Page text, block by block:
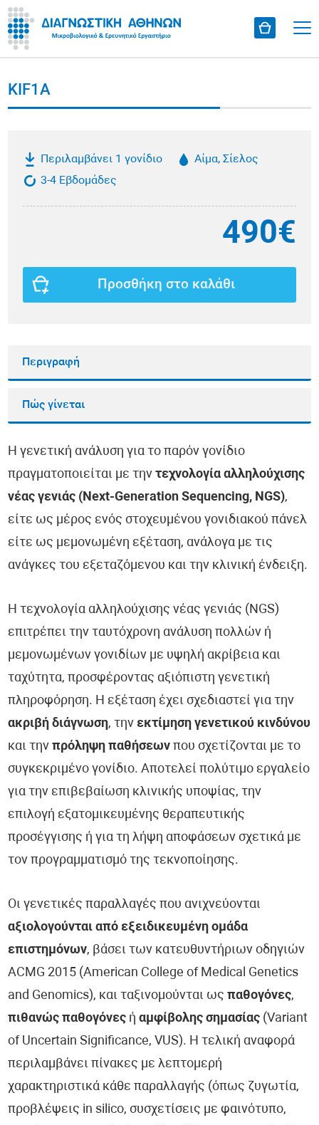
KIF1A
Περιλαμβάνει 1 γονίδιο
Αίμα, Σίελος
3-4 Εβδομάδες
490€
Προσθήκη στο καλάθι
Περιγραφή
Πώς γίνεται
Η γενετική ανάλυση για το παρόν γονίδιο
πραγματοποιείται με τηντεχνολογία αλληλούχισης
νέας γενιάς (Next-Generation Sequencing, NGS),
είτε ως μέρος ενός στοχευμένου γονιδιακού πάνελ
είτε ως μεμονωμένη εξέταση, ανάλογα με τις
ανάγκες του εξεταζόμενου και την κλινική ένδειξη.
Η τεχνολογία αλληλούχισης νέας γενιάς (NGS)
επιτρέπει την ταυτόχρονη ανάλυση πολλών ή
μεμονωμένων γονιδίων με υψηλή ακρίβεια και
ταχύτητα, προσφέροντας αξιόπιστη γενετική
πληροφόρηση. Η εξέταση έχει σχεδιαστεί για την
ακριβή διάγνωση, τηνεκτίμηση γενετικού κινδύνου
και τηνπρόληψη παθήσεων που σχετίζονται με το
συγκεκριμένο γονίδιο. Αποτελεί πολύτιμο εργαλείο
για την επιβεβαίωση κλινικής υποψίας, την
επιλογή εξατομικευμένης θεραπευτικής
προσέγγισης ή για τη λήψη αποφάσεων σχετικά με
τον προγραμματισμό της τεκνοποίησης.
Οι γενετικές παραλλαγές που ανιχνεύονται
αξιολογούνται από εξειδικευμένη ομάδα
επιστημόνων, βάσει των κατευθυντήριων οδηγιών
ACMG 2015 (American College of Medical Genetics
and Genomics), και ταξινομούνται ωςπαθογόνες,
πιθανώς παθογόνες ήαμφίβολης σημασίας (Variant
of Uncertain Significance, VUS). Η τελική αναφορά
περιλαμβάνει πίνακες με λεπτομερή
χαρακτηριστικά κάθε παραλλαγής (όπως ζυγωτία,
προβλέψεις in silico, συσχετίσεις με φαινότυπο,